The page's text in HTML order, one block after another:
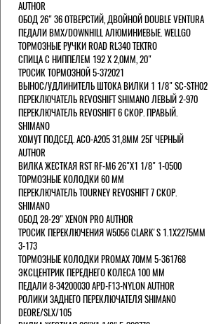
AUTHOR
ОБОД 26" 36 ОТВЕРСТИЙ, ДВОЙНОЙ DOUBLE VENTURA
ПЕДАЛИ BMX/DOWNHILL АЛЮМИНИЕВЫЕ. WELLGO
ТОРМОЗНЫЕ РУЧКИ ROAD RL340 TEKTRO
СПИЦА С НИППЕЛЕМ 192 Х 2,0ММ, 20"
ТРОСИК ТОРМОЗНОЙ 5-372021
ВЫНОС/УДЛИНИТЕЛЬ ШТОКА ВИЛКИ 1 1/8" SC-STH02
ПЕРЕКЛЮЧАТЕЛЬ REVOSHIFT SHIMANO ЛЕВЫЙ 2-970
ПЕРЕКЛЮЧАТЕЛЬ REVOSHIFT 6 СКОР. ПРАВЫЙ.
SHIMANO
ХОМУТ ПОДСЕД. ACO-A205 31,8ММ 25Г ЧЕРНЫЙ
AUTHOR
ВИЛКА ЖЕСТКАЯ RST RF-M6 26"Х1 1/8" 1-0500
ТОРМОЗНЫЕ КОЛОДКИ 60 ММ
ПЕРЕКЛЮЧАТЕЛЬ TOURNEY REVOSHIFT 7 СКОР.
SHIMANO
ОБОД 28-29" XENON PRO AUTHOR
ТРОСИК ПЕРЕКЛЮЧЕНИЯ W5056 CLARK'S 1.1Х2275ММ
3-173
ТОРМОЗНЫЕ КОЛОДКИ PROMAX 70ММ 5-361768
ЭКСЦЕНТРИК ПЕРЕДНЕГО КОЛЕСА 100 ММ
ПЕДАЛИ 8-34200030 APD-F13-NYLON AUTHOR
РОЛИКИ ЗАДНЕГО ПЕРЕКЛЮЧАТЕЛЯ SHIMANO
DEORE/SLX/105